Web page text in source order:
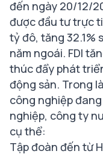
đến ngày 20/12/
được đầu tư trực
tỷ đô, tăng 32.1%
năm ngoái. FDI
thúc đẩy phát
động sản. Trong
công nghiệp
nghiệp, công ty
cụ thể:
Tập đoàn đến từ